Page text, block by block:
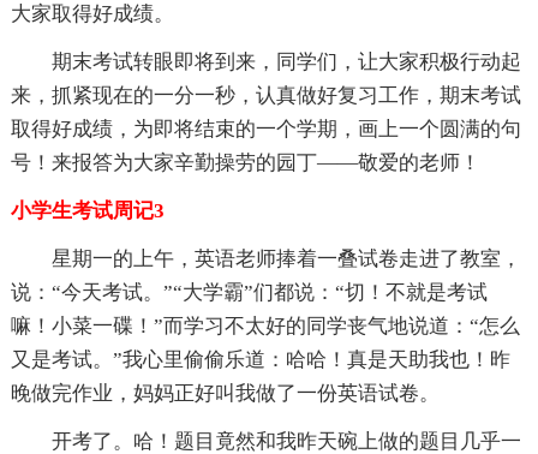
大家取得好成绩。
期末考试转眼即将到来，同学们，让大家积极行动起
来，抓紧现在的一分一秒，认真做好复习工作，期末考试
取得好成绩，为即将结束的一个学期，画上一个圆满的句
号！来报答为大家辛勤操劳的园丁——敬爱的老师！
小学生考试周记3
星期一的上午，英语老师捧着一叠试卷走进了教室，
说：“今天考试。”“大学霸”们都说：“切！不就是考试
嘛！小菜一碟！”而学习不太好的同学丧气地说道：“怎么
又是考试。”我心里偷偷乐道：哈哈！真是天助我也！昨
晚做完作业，妈妈正好叫我做了一份英语试卷。
开考了。哈！题目竟然和我昨天碗上做的题目几乎一